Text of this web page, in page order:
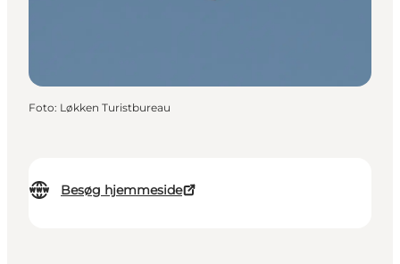
Besøg hjemmeside
Foto: Løkken Turistbureau